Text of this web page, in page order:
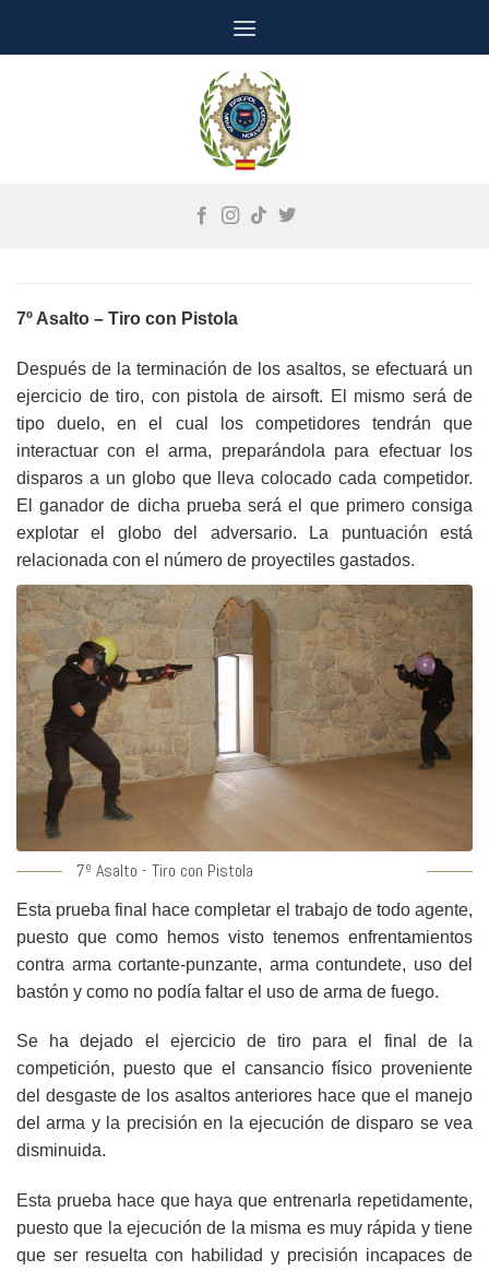
7º Asalto – Tiro con Pistola
Después de la terminación de los asaltos, se efectuará un
ejercicio de tiro, con pistola de airsoft. El mismo será de
tipo duelo, en el cual los competidores tendrán que
interactuar con el arma, preparándola para efectuar los
disparos a un globo que lleva colocado cada competidor.
El ganador de dicha prueba será el que primero consiga
explotar el globo del adversario. La puntuación está
relacionada con el número de proyectiles gastados.
7º Asalto - Tiro con Pistola
Esta prueba final hace completar el trabajo de todo agente,
puesto que como hemos visto tenemos enfrentamientos
contra arma cortante-punzante, arma contundete, uso del
bastón y como no podía faltar el uso de arma de fuego.
Se ha dejado el ejercicio de tiro para el final de la
competición, puesto que el cansancio físico proveniente
del desgaste de los asaltos anteriores hace que el manejo
del arma y la precisión en la ejecución de disparo se vea
disminuida.
Esta prueba hace que haya que entrenarla repetidamente,
puesto que la ejecución de la misma es muy rápida y tiene
que ser resuelta con habilidad y precisión incapaces de